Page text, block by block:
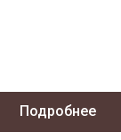
Подробнее